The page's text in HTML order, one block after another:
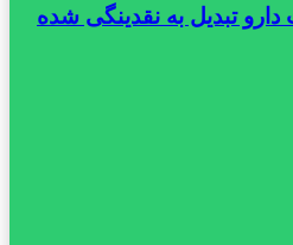
دارو تبدیل به نقدینگی شده